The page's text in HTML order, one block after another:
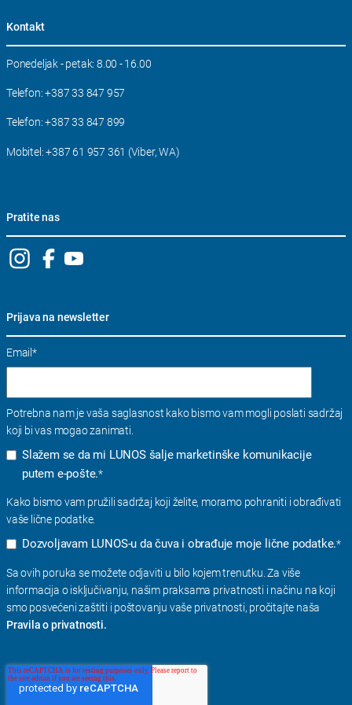
Kontakt
Ponedeljak - petak: 8.00 - 16.00
Telefon:+387 33 847 957
Telefon:+387 33 847 899
Mobitel:+387 61 957 361 (Viber, WA)
Pratite nas
Prijava na newsletter
Email*
Potrebna nam je vaša saglasnost kako bismo vam mogli poslati sadržaj
koji bi vas mogao zanimati.
Slažem se da mi LUNOS šalje marketinške komunikacije
putem e-pošte.*
Kako bismo vam pružili sadržaj koji želite, moramo pohraniti i obrađivati ​​
vaše lične podatke.
Dozvoljavam LUNOS-u da čuva i obrađuje moje lične podatke.*
Sa ovih poruka se možete odjaviti u bilo kojem trenutku. Za više
informacija o isključivanju, našim praksama privatnosti i načinu na koji
smo posvećeni zaštiti i poštovanju vaše privatnosti, pročitajte naša
Pravila o privatnosti.